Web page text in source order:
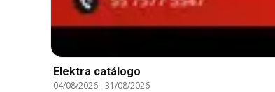
Elektra catálogo
04/08/2026-31/08/2026